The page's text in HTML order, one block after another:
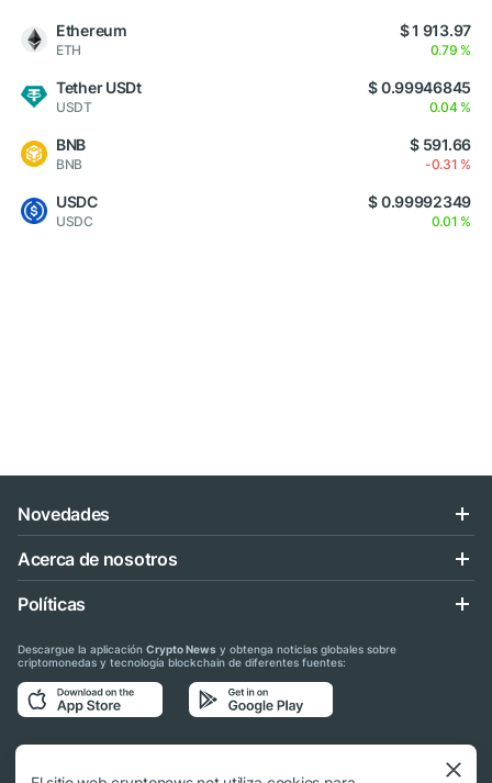
Ethereum
ETH
$ 1 913.97
0.79 %
Tether USDt
USDT
$ 0.99946845
0.04 %
BNB
BNB
$ 591.66
-0.31 %
USDC
USDC
$ 0.99992349
0.01 %
Novedades
Acerca de nosotros
Políticas
Descargue la aplicación Crypto News y obtenga noticias globales sobre
criptomonedas y tecnología blockchain de diferentes fuentes:
Síganos en las redes sociales